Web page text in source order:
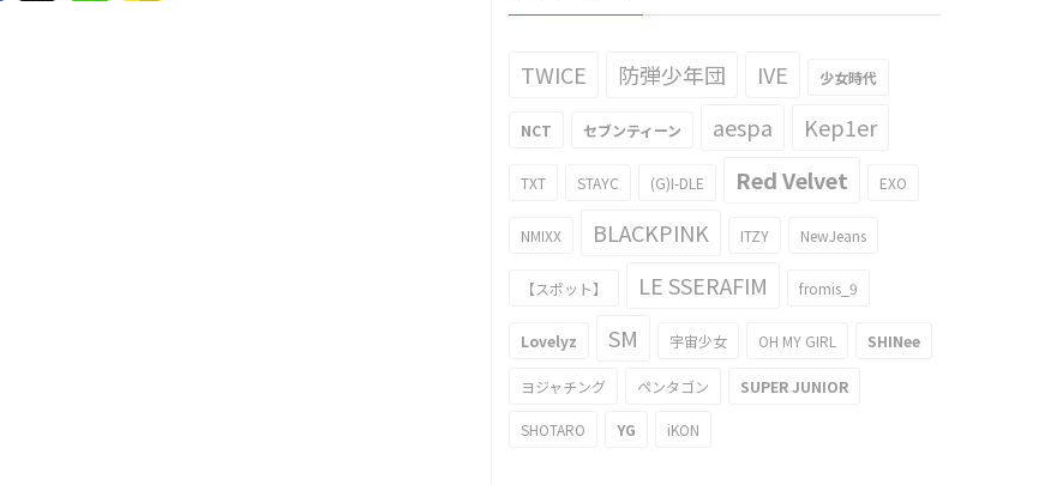
TWICE 防弾少年団 IVE 少女時代
NCT セブンティーン aespa Kep1er
TXT STAYC (G)I-DLE Red Velvet EXO
NMIXX BLACKPINK ITZY NewJeans
【スポット】 LE SSERAFIM fromis_9
Lovelyz SM 宇宙少女 OH MY GIRL SHINee
ヨジャチング ペンタゴン SUPER JUNIOR
SHOTARO YG iKON